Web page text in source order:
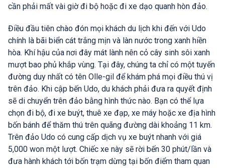
cần phải mất vài giờ đi bộ hoặc đi xe dạo quanh hòn đảo.
Điều đầu tiên chào đón mọi khách du lịch khi đến với Udo
chính là bãi biển cát trắng mịn và làn nước trong xanh hiền
hòa. Khí hậu của nơi đây mát lành nên cỏ cây sinh sôi xanh
mượt bao phủ khắp vùng. Tại đây, chúng ta chỉ có một tuyến
đường duy nhất có tên Olle-gil để khám phá mọi điều thú vị
trên đảo. Khi cập bến Udo, du khách phải đưa ra quyết định
sẽ di chuyển trên đảo bằng hình thức nào. Bạn có thể lựa
chọn đi bộ, đi xe buýt, thuê xe đạp, xe máy hoặc xe địa hình
bốn bánh để thăm thú trên quãng đường dài khoảng 11 km.
Trên đảo Udo có cung cấp dịch vụ xe buýt nhanh với giá
5,000 won một lượt. Chiếc xe này sẽ rời bến 30 phút/lần và
đưa hành khách tới bốn trạm dừng tại bốn điểm tham quan